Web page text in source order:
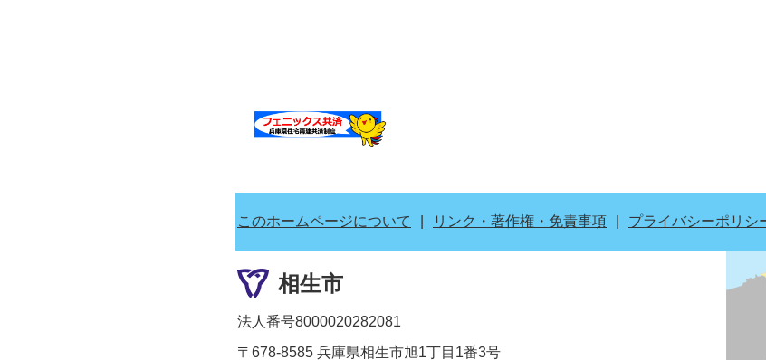
このホームページについて リンク・著作権・免責事項 プライバシーポリシ
相生市
法人番号8000020282081
〒678-8585 兵庫県相生市旭1丁目1番3号